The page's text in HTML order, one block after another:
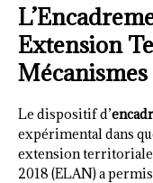
Extension
Le dispositif d’
expérimental dans
extension territoriale
2018 (ELAN) a